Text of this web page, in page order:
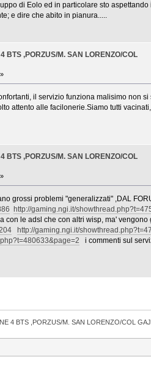
di Eolo ed in particolare sto
e dire che abito in pianura.....
BTS ,PORZUS/M. SAN LORENZO/COL
il servizio funziona malisimo non
attento alle facilonerie.Siamo tutti
BTS ,PORZUS/M. SAN LORENZO/COL
grossi problemi "generalizzati" ,DAL
http://gaming.ngi.it/
con le adsl che con altri wisp, ma'
http://gaming.ngi.it/
i commenti sul
4 BTS ,PORZUS/M. SAN LORENZO/COL